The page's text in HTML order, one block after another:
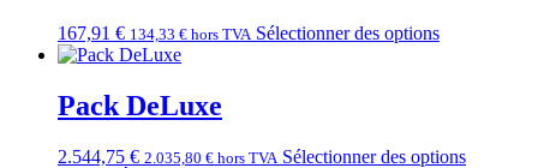
167,91 € 134,33 € hors TVA Sélectionner des options
Pack DeLuxe
2.544,75 € 2.035,80 € hors TVA Sélectionner des options